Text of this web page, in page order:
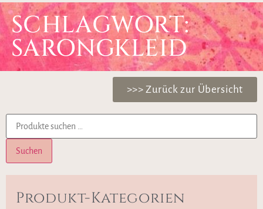
SCHLAGWORT:
SARONGKLEID
>>> Zurück zur Übersicht
Suchen
Produkt-Kategorien